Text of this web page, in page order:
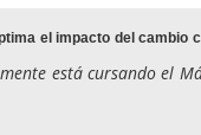
el impacto del cambio
está cursando el